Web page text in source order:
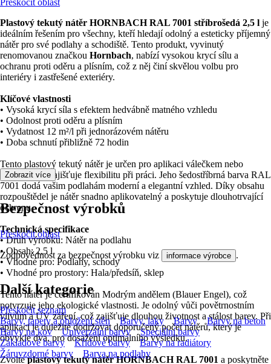
Přeskočit oblast
Plastový tekutý nátěr HORNBACH RAL 7001 stříbrošedá 2,5 l je
ideálním řešením pro všechny, kteří hledají odolný a esteticky příjemný
nátěr pro své podlahy a schodiště. Tento produkt, vyvinutý
renomovanou značkou Hornbach, nabízí vysokou krycí sílu a
ochranu proti oděru a plísním, což z něj činí skvělou volbu pro
interiéry i zastřešené exteriéry.
Klíčové vlastnosti
• Vysoká krycí síla s efektem hedvábně matného vzhledu
• Odolnost proti oděru a plísním
• Vydatnost 12 m²/l při jednorázovém nátěru
• Doba schnutí přibližně 72 hodin
Tento plastový tekutý nátěr je určen pro aplikaci válečkem nebo
štětcem, což zajišťuje flexibilitu při práci. Jeho šedostříbrná barva RAL
7001 dodá vašim podlahám moderní a elegantní vzhled. Díky obsahu
rozpouštědel je nátěr snadno aplikovatelný a poskytuje dlouhotrvající
ochranu.
Technická specifikace
• Druh výrobku: Nátěr na podlahu
• Obsah: 2,5 l
• Vhodné pro: Podlahy, schody
• Vhodné pro prostory: Hala/předsíň, sklep
Tento nátěr je certifikován Modrým andělem (Blauer Engel), což
potvrzuje jeho ekologické vlastnosti. Je odolný vůči povětrnostním
vlivům a UV záření, což zajišťuje dlouhou životnost a stálost barev. Při
aplikaci je důležité dodržovat doporučený počet nátěrů, který je
obvykle dva, pro dosažení optimálního výsledku.
Zvolteplastový tekutý nátěr HORNBACH RAL 7001 a poskytněte
Zobrazit více
Bezpečnost výrobků
Přeskočit oblast
Zodpovědnost za bezpečnost výrobku viz informace výrobce .
Další kategorie
Přeskočit seznam
Barvy, tapety a obložení stěn
Barvy, laky Barvy
Barvy na beton
Barvy na kov
Univerzální barvy
Speciální barvy
Základové barvy
Křídové barvy
Barvy na radiátory
Žáruvzdorné barvy
Barva na podlahy